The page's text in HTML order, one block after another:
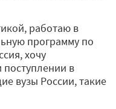
работаю в
программу по
хочу
поступлении в
вузы России, такие